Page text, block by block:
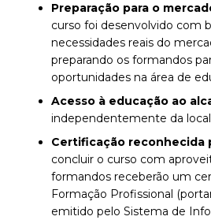
Preparação para o
curso foi desenvolvido com
necessidades reais do
preparando os formandos
oportunidades na área de
Acesso à educação ao
independentemente da
Certificação reconhecida
concluir o curso com
formandos receberão um
Formação Profissional
emitido pelo Sistema de